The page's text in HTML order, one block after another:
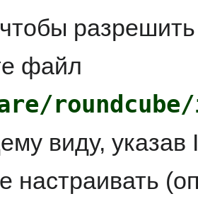
файл
виду, указав
настраивать